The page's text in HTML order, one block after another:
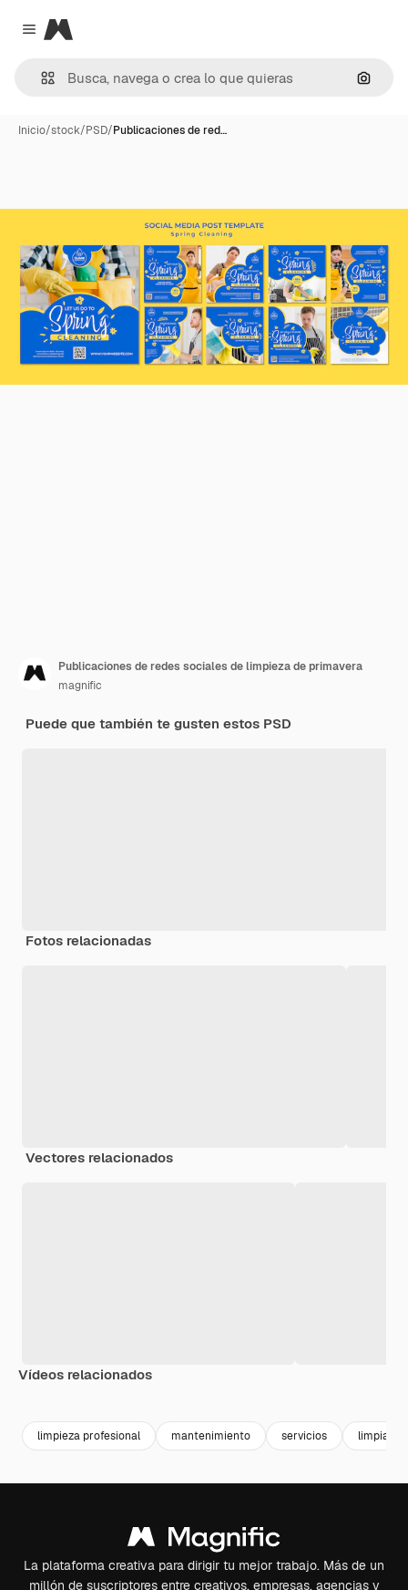
Close menu
Magnific
Inicio/stock/PSD/Publicaciones de red…
Publicaciones de redes sociales de limpieza de primavera
magnific
Puede que también te gusten estos PSD
Fotos relacionadas
Vectores relacionados
Vídeos relacionados
limpieza profesional mantenimiento servicios limpiador
La plataforma creativa para dirigir tu mejor trabajo. Más de un
millón de suscriptores entre creativos, empresas, agencias y